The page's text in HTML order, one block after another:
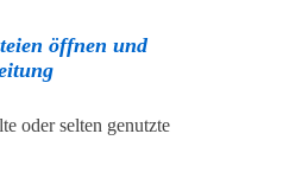
öffnen und
oder selten genutzte